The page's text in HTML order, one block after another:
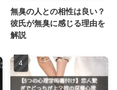
無臭の人との相性は良い？
彼氏が無臭に感じる理由を
解説